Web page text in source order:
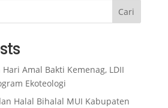
Cari
Amal Bakti Kemenag, LDII
Ekoteologi
Halal Bihalal MUI Kabupaten